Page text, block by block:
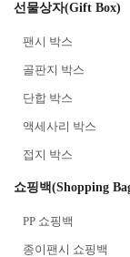
선물상자(Gift Box)
팬시 박스
골판지 박스
단합 박스
액세사리 박스
접지 박스
쇼핑백(Shopping
PP 쇼핑백
종이팬시 쇼핑백